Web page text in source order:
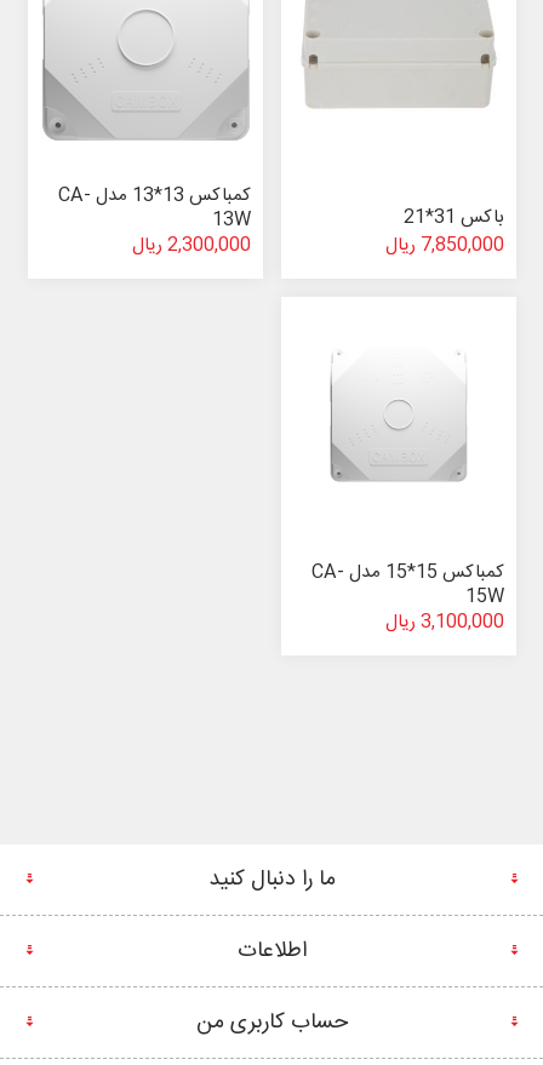
باکس 31*21
7,850,000 ریال
کمباکس 13*13 مدل CA-
13W
2,300,000 ریال
کمباکس 15*15 مدل CA-
15W
3,100,000 ریال
ما را دنبال کنید
اطلاعات
حساب کاربری من